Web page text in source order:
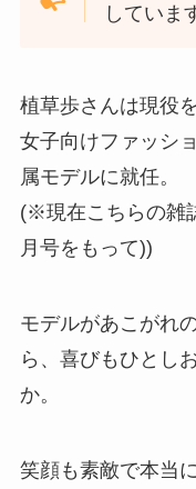
していま
植草歩さんは現役
女子向けファッシ
属モデルに就任。
(※現在こちらの雑
月号をもって))
モデルがあこがれ
ら、喜びもひとし
か。
笑顔も素敵で本当